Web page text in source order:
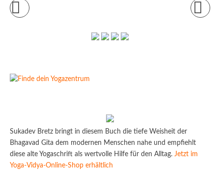
Sukadev Bretz bringt in diesem Buch die tiefe Weisheit der
Bhagavad Gita dem modernen Menschen nahe und empfiehlt
diese alte Yogaschrift als wertvolle Hilfe für den Alltag. Jetzt im
Yoga-Vidya-Online-Shop erhältlich